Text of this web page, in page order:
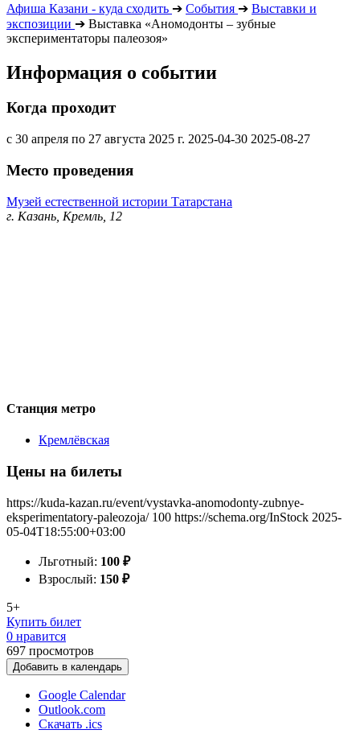
Афиша Казани - куда сходить ➔ События ➔ Выставки и
экспозиции ➔ Выставка «Аномодонты – зубные
экспериментаторы палеозоя»
Информация о событии
Когда проходит
с 30 апреля по 27 августа 2025 г. 2025-04-30 2025-08-27
Место проведения
Музей естественной истории Татарстана
г. Казань, Кремль, 12
Станция метро
Кремлёвская
Цены на билеты
https://kuda-kazan.ru/event/vystavka-anomodonty-zubnye-
eksperimentatory-paleozoja/ 100 https://schema.org/InStock 2025-
05-04T18:55:00+03:00
Льготный: 100 ₽
Взрослый: 150 ₽
5+
Купить билет
0 нравится
697 просмотров
Добавить в календарь
Google Calendar
Outlook.com
Скачать .ics